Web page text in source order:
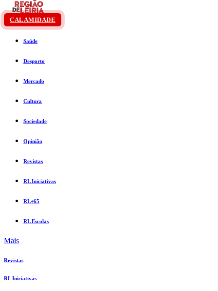
CALAMIDADE
Saúde
Desporto
Mercado
Cultura
Sociedade
Opinião
Revistas
RL Iniciativas
RL+65
RL Escolas
Mais
Revistas
RL Iniciativas